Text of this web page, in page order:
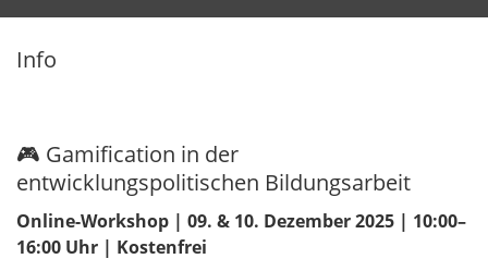
Info
🎮 Gamification in der
entwicklungspolitischen Bildungsarbeit
Online-Workshop | 09. & 10. Dezember 2025 | 10:00–
16:00 Uhr | Kostenfrei